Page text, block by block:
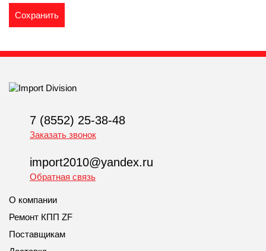
7 (8552) 25-38-48
Заказать звонок
import2010@yandex.ru
Обратная связь
О компании
Ремонт КПП ZF
Поставщикам